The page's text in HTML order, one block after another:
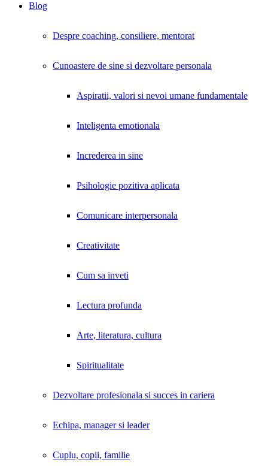
Blog
Despre coaching, consiliere, mentorat
Cunoastere de sine si dezvoltare personala
Aspiratii, valori si nevoi umane fundamentale
Inteligenta emotionala
Increderea in sine
Psihologie pozitiva aplicata
Comunicare interpersonala
Creativitate
Cum sa inveti
Lectura profunda
Arte, literatura, cultura
Spiritualitate
Dezvoltare profesionala si succes in cariera
Echipa, manager si leader
Cuplu, copii, familie